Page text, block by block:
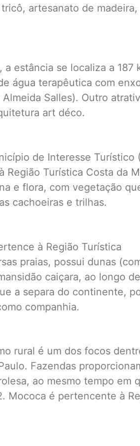
artesanato de madeira,
estância se localiza a 187
água terapêutica com
Salles). Outro
art déco.
de Interesse Turístico
Região Turística Costa da
e flora, com vegetação
cachoeiras e trilhas.
à Região Turística
praias, possui dunas
caiçara, ao longo
a separa do continente,
companhia.
rural é um dos focos
Fazendas
ao mesmo tempo em
Mococa é pertencente à